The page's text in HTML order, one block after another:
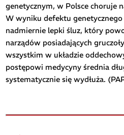
genetycznym, w Polsce choruje
W wyniku defektu
nadmiernie lepki śluz, który
narządów posiadających
wszystkim w układzie
postępowi medycyny średnia
systematycznie się wydłuża.